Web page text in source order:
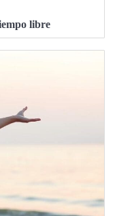
libre